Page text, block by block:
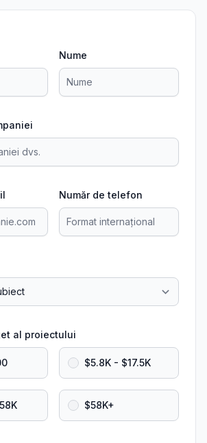
Nume
Număr de telefon
al proiectului
$5.8K - $17.5K
$58K+